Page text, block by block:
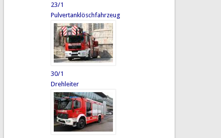
23/1
Pulvertanklöschfahrzeug
30/1
Drehleiter